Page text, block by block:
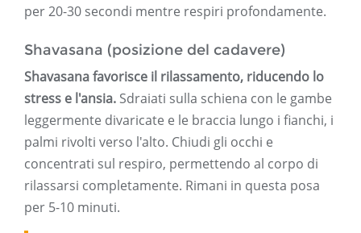
per 20-30 secondi mentre respiri profondamente.
Shavasana (posizione del cadavere)
Shavasana favorisce il rilassamento, riducendo lo
stress e l'ansia. Sdraiati sulla schiena con le gambe
leggermente divaricate e le braccia lungo i fianchi, i
palmi rivolti verso l'alto. Chiudi gli occhi e
concentrati sul respiro, permettendo al corpo di
rilassarsi completamente. Rimani in questa posa
per 5-10 minuti.